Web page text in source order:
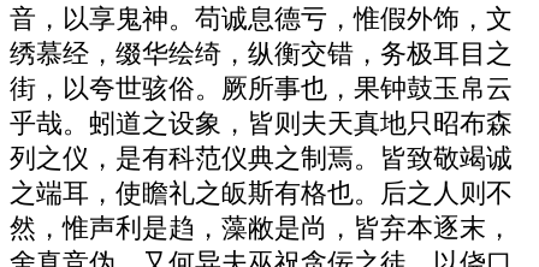
音，以享鬼神。苟诚息德亏，惟假外饰，文
绣慕经，缀华绘绮，纵衡交错，务极耳目之
街，以夸世骇俗。厥所事也，果钟鼓玉帛云
乎哉。蚓道之设象，皆则夫天真地只昭布森
列之仪，是有科范仪典之制焉。皆致敬竭诚
之端耳，使瞻礼之皈斯有格也。后之人则不
然，惟声利是趋，藻敝是尚，皆弃本逐末，